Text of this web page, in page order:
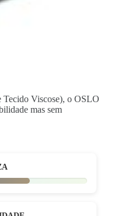
Tecido Viscose), o OSLO
mas sem